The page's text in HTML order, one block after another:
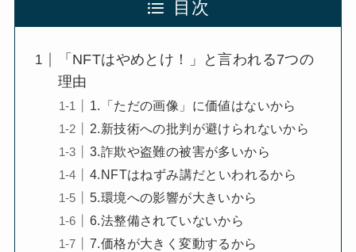
目次
「NFTはやめとけ！」と言われる7つの
理由
1.「ただの画像」に価値はないから
2.新技術への批判が避けられないから
3.詐欺や盗難の被害が多いから
4.NFTはねずみ講だといわれるから
5.環境への影響が大きいから
6.法整備されていないから
7.価格が大きく変動するから